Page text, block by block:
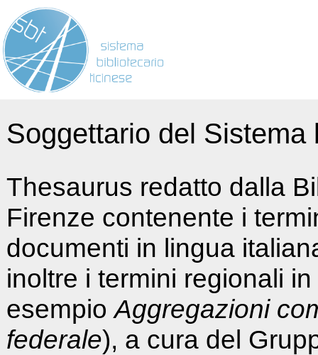
Soggettario del
Thesaurus redatto dalla
Firenze contenente i
documenti in lingua
inoltre i termini regionali
esempioAggregazioni
federale), a cura del